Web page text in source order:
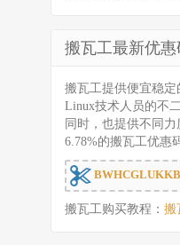
搬瓦工最新优惠
搬瓦工提供便宜稳
Linux技术人员的不
同时，也提供不同力
6.78%的搬瓦工优惠
BWHCGLUKKB
搬瓦工购买教程： 搬